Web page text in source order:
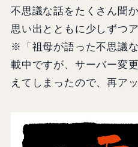
不思議な話をたくさん聞
思い出とともに少しずつ
※「祖母が語った不思議
載中ですが、サーバー変
えてしまったので、再ア